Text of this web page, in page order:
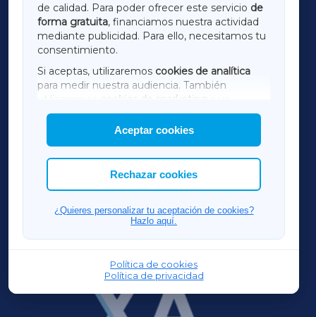
de calidad. Para poder ofrecer este servicio de
forma gratuita, financiamos nuestra actividad
mediante publicidad. Para ello, necesitamos tu
consentimiento.
Si aceptas, utilizaremos cookies de analítica
para medir nuestra audiencia. También
utilizaremos
cookies de marketing
mostrar publicidad de terceros.
Asimismo, puedes personalizar la elección de
las cookies que deseas permitir.
Aceptar cookies
Rechazar cookies
¿Quieres personalizar tu aceptación de cookies?
Hazlo aquí.
Política de cookies
Política de privacidad
TERRACHAXA
AMARIÑAXA
RIBEIRASACRAXA
ACORUÑAXA
FERROLXA
OURENSEXA